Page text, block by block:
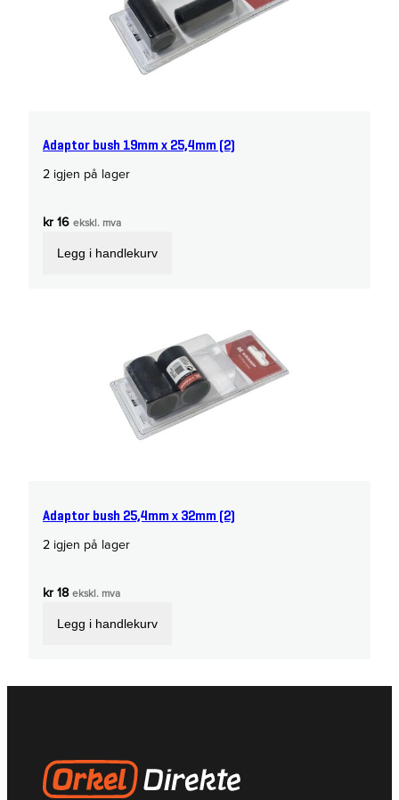
Adaptor bush 19mm x 25,4mm (2)
2 igjen på lager
kr16 ekskl. mva
Legg i handlekurv
Adaptor bush 25,4mm x 32mm (2)
2 igjen på lager
kr18 ekskl. mva
Legg i handlekurv